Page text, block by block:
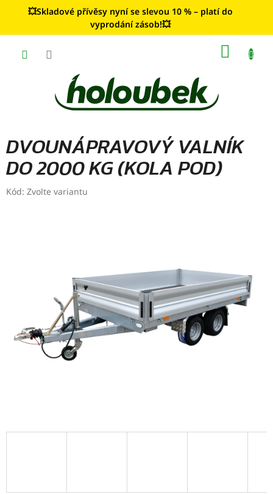
💥Skladové přívěsy nyní se slevou 10 % – platí do
vyprodání zásob!💥
DVOUNÁPRAVOVÝ VALNÍK
DO 2000 KG (KOLA POD)
Kód: Zvolte variantu